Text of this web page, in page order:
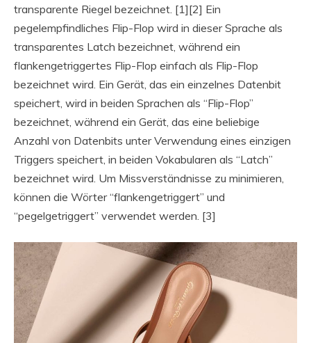
transparente Riegel bezeichnet. [1][2] Ein
pegelempfindliches Flip-Flop wird in dieser Sprache als
transparentes Latch bezeichnet, während ein
flankengetriggertes Flip-Flop einfach als Flip-Flop
bezeichnet wird. Ein Gerät, das ein einzelnes Datenbit
speichert, wird in beiden Sprachen als “Flip-Flop”
bezeichnet, während ein Gerät, das eine beliebige
Anzahl von Datenbits unter Verwendung eines einzigen
Triggers speichert, in beiden Vokabularen als “Latch”
bezeichnet wird. Um Missverständnisse zu minimieren,
können die Wörter “flankengetriggert” und
“pegelgetriggert” verwendet werden. [3]